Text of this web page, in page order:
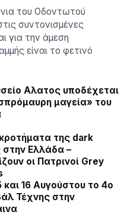
του Οδοντωτού
συντονισμένες
για την άμεση
είναι το φετινό
Αλατος υποδέχεται
μαγεία» του
της dark
στην Ελλάδα –
οι Πατρινοί Grey
και 16 Αυγούστου το 4ο
Τέχνης στην